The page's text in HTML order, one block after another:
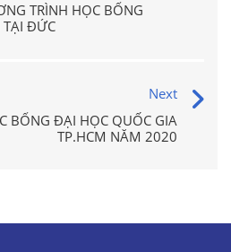
TRÌNH HỌC BỔNG
TẠI ĐỨC
Next
BỔNG ĐẠI HỌC QUỐC GIA
TP.HCM NĂM 2020